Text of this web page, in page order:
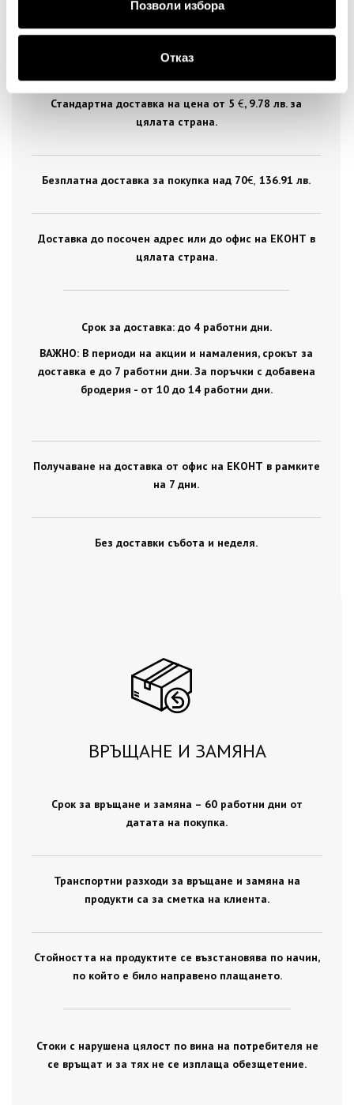
Позволи избора
Отказ
ДОСТАВКА
Стандартна доставка на цена от 5 €, 9.78 лв. за
цялата страна.
Безплатна доставка за покупка над 70€ , 136.91 лв.
Доставка до посочен адрес или до офис на ЕКОНТ в
цялата страна.
Срок за доставка: до 4 работни дни.
ВАЖНО: В периоди на акции и намаления, срокът за
доставка е до 7 работни дни. За поръчки с добавена
бродерия - от 10 до 14 работни дни.
Получаване на доставка от офис на ЕКОНТ в рамките
на 7 дни.
Без доставки събота и неделя.
ВРЪЩАНЕ И ЗАМЯНА
Срок за връщане и замяна – 60 работни дни от
датата на покупка.
Транспортни разходи за връщане и замяна на
продукти са за сметка на клиента.
Стойността на продуктите се възстановява по начин,
по който е било направено плащането.
Стоки с нарушена цялост по вина на потребителя не
се връщат и за тях не се изплаща обезщетение.